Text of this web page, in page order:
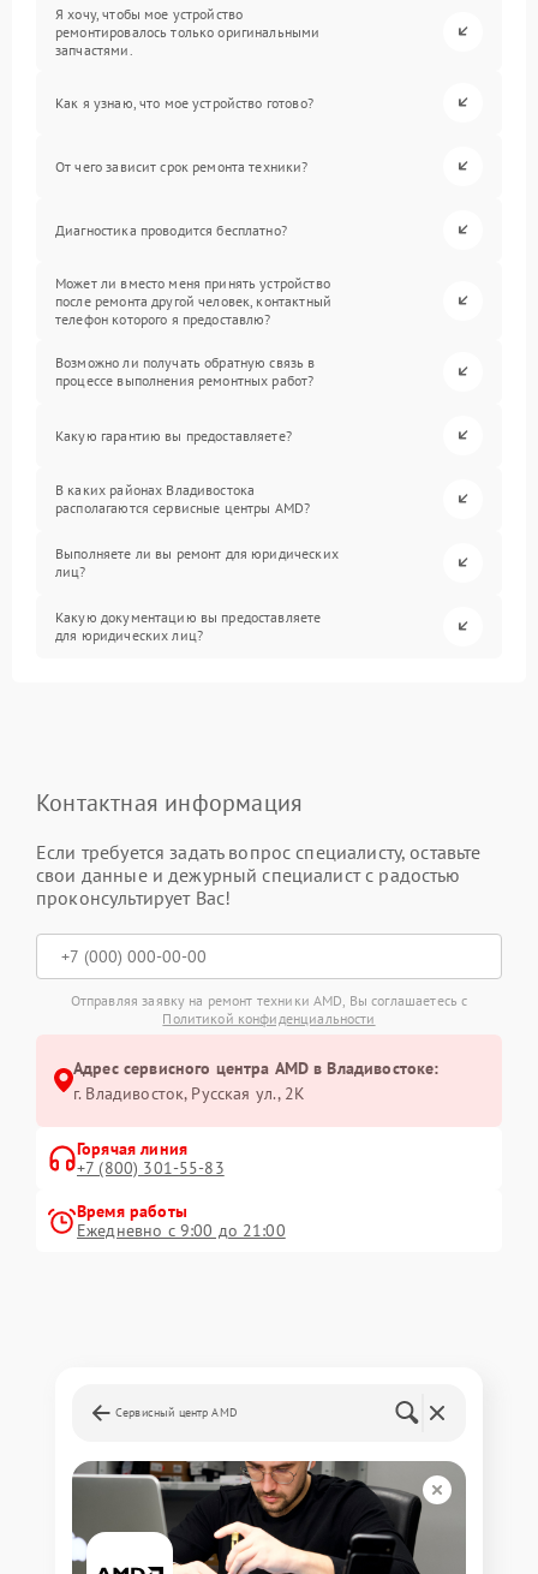
Я хочу, чтобы мое устройство
ремонтировалось только оригинальными
запчастями.
Как я узнаю, что мое устройство готово?
От чего зависит срок ремонта техники?
Диагностика проводится бесплатно?
Может ли вместо меня принять устройство
после ремонта другой человек, контактный
телефон которого я предоставлю?
Возможно ли получать обратную связь в
процессе выполнения ремонтных работ?
Какую гарантию вы предоставляете?
В каких районах Владивостока
располагаются сервисные центры AMD?
Выполняете ли вы ремонт для юридических
лиц?
Какую документацию вы предоставляете
для юридических лиц?
Контактная информация
Если требуется задать вопрос специалисту, оставьте
свои данные и дежурный специалист с радостью
проконсультирует Вас!
Отправляя заявку на ремонт техники AMD, Вы соглашаетесь с
Политикой конфиденциальности
Адрес сервисного центра AMD в Владивостоке:
г. Владивосток, Русская ул., 2К
Горячая линия
+7 (800) 301-55-83
Время работы
Ежедневно с 9:00 до 21:00
Сервисный центр AMD